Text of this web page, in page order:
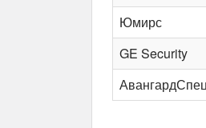
Юмирс
GE Security